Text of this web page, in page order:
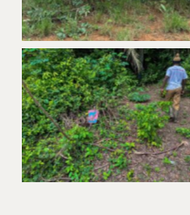
Aucune légende